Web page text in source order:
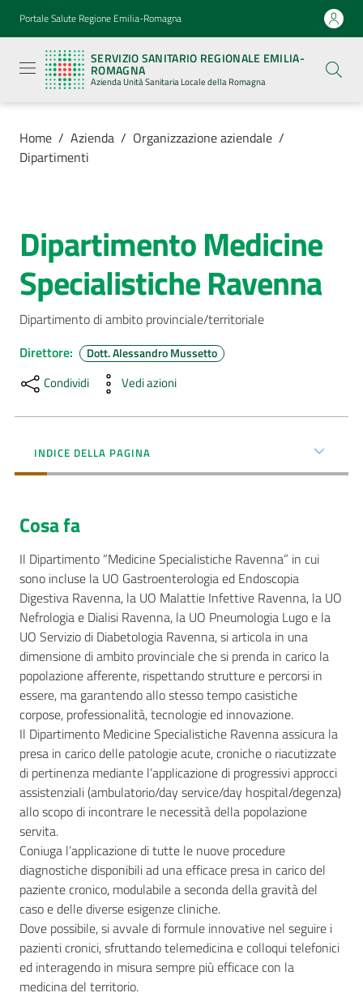
Vai al contenuto
Vai alla navigazione
Vai al footer
Portale Salute Regione Emilia-Romagna
SERVIZIO SANITARIO REGIONALE EMILIA-
ROMAGNA
Azienda Unità Sanitaria Locale della Romagna
Sanitario
Regionale
Emilia-
Romagna
Azienda
Sanitaria
Locale della
Romagna
Menu selezionato
Servizi
Luoghi
cura
AUSL
Comunica
Carta
dei
Servizi
Dedicato
a...
Bandi
e
Concorsi
Seguici
su
Home / Azienda / Organizzazione aziendale /
Dipartimenti
Salta al contenuto
Dipartimento Medicine
Specialistiche Ravenna
Dipartimento di ambito provinciale/territoriale
Direttore: Dott. Alessandro Mussetto
Condividi Vedi azioni
INDICE DELLA PAGINA
Cosa fa
Il Dipartimento “Medicine Specialistiche Ravenna” in cui
sono incluse la UO Gastroenterologia ed Endoscopia
Digestiva Ravenna, la UO Malattie Infettive Ravenna, la UO
Nefrologia e Dialisi Ravenna, la UO Pneumologia Lugo e la
UO Servizio di Diabetologia Ravenna, si articola in una
dimensione di ambito provinciale che si prenda in carico la
popolazione afferente, rispettando strutture e percorsi in
essere, ma garantendo allo stesso tempo casistiche
corpose, professionalità, tecnologie ed innovazione.
Il Dipartimento Medicine Specialistiche Ravenna assicura la
presa in carico delle patologie acute, croniche o riacutizzate
di pertinenza mediante l’applicazione di progressivi approcci
assistenziali (ambulatorio/day service/day hospital/degenza)
allo scopo di incontrare le necessità della popolazione
servita.
Coniuga l’applicazione di tutte le nuove procedure
diagnostiche disponibili ad una efficace presa in carico del
paziente cronico, modulabile a seconda della gravità del
caso e delle diverse esigenze cliniche.
Dove possibile, si avvale di formule innovative nel seguire i
pazienti cronici, sfruttando telemedicina e colloqui telefonici
ed interagendo in misura sempre più efficace con la
medicina del territorio.